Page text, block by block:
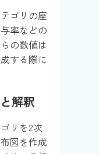
ゴリの座
率などの
の数値は
する際に
解釈
リを2次
図を作成